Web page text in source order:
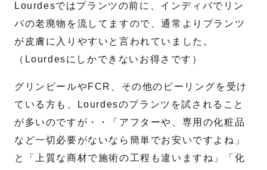
Lourdesではプランツの前に、インディバでリン
パの老廃物を流してますので、通常よりプランツ
が皮膚に入りやすいと言われていました。
（Lourdesにしかできないお得さです）
グリンピールやFCR、その他のピーリングを受け
ている方も、Lourdesのプランツを試されること
が多いのですが・・「アフターや、専用の化粧品
など一切必要がないなら簡単でお安いですよね」
と「上質な商材で施術の工程も違いますね」「化
送信する